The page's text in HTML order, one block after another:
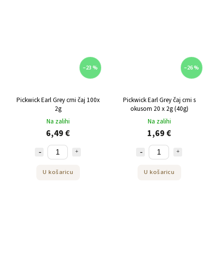
–23 %
Pickwick Earl Grey crni čaj 100x
2g
Na zalihi
6,49 €
U košaricu
–26 %
Pickwick Earl Grey čaj crni s
okusom 20 x 2g (40g)
Na zalihi
1,69 €
U košaricu